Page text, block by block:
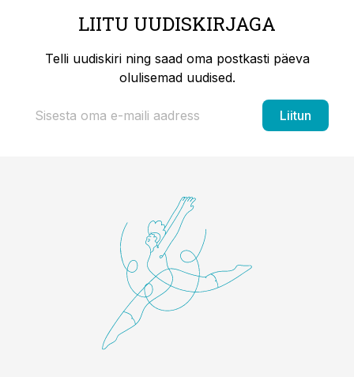
LIITU UUDISKIRJAGA
Telli uudiskiri ning saad oma postkasti päeva
olulisemad uudised.
Liitun